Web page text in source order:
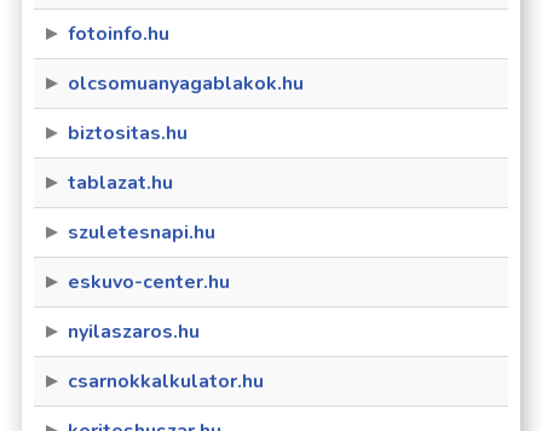
fotoinfo.hu
olcsomuanyagablakok.hu
biztositas.hu
tablazat.hu
szuletesnapi.hu
eskuvo-center.hu
nyilaszaros.hu
csarnokkalkulator.hu